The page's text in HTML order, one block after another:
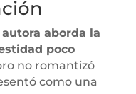
autora aborda la
poco
no romantizó
como una